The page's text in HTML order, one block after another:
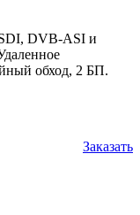
DVB-ASI и
обход, 2 БП.
Заказать